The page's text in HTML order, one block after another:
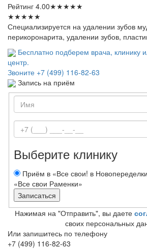
Рейтинг 4.00★★★★★
★★★★★
Специализируется на удалении зубов
перикоронарита, удалении зубов,
Бесплатно подберем врача, клинику
центр.
Звоните +7 (499) 116-82-63
Запись на приём
Выберите клинику
Приём в «Все свои! в
«Все свои Раменки»
Нажимая на "Отправить", вы даете
своих персональных
Или запишитесь по телефону
+7 (499) 116-82-63